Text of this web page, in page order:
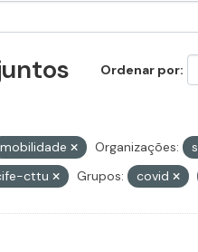
Ordenar por
mobilidade Organizações:
cttu
Grupos: covid